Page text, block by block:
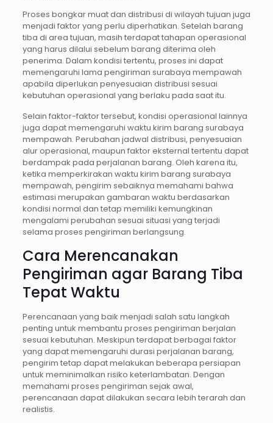
Proses bongkar muat dan distribusi di wilayah tujuan juga
menjadi faktor yang perlu diperhatikan. Setelah barang
tiba di area tujuan, masih terdapat tahapan operasional
yang harus dilalui sebelum barang diterima oleh
penerima. Dalam kondisi tertentu, proses ini dapat
memengaruhi lama pengiriman surabaya mempawah
apabila diperlukan penyesuaian distribusi sesuai
kebutuhan operasional yang berlaku pada saat itu.
Selain faktor-faktor tersebut, kondisi operasional lainnya
juga dapat memengaruhi waktu kirim barang surabaya
mempawah. Perubahan jadwal distribusi, penyesuaian
alur operasional, maupun faktor eksternal tertentu dapat
berdampak pada perjalanan barang. Oleh karena itu,
ketika memperkirakan waktu kirim barang surabaya
mempawah, pengirim sebaiknya memahami bahwa
estimasi merupakan gambaran waktu berdasarkan
kondisi normal dan tetap memiliki kemungkinan
mengalami perubahan sesuai situasi yang terjadi
selama proses pengiriman berlangsung.
Cara Merencanakan
Pengiriman agar Barang Tiba
Tepat Waktu
Perencanaan yang baik menjadi salah satu langkah
penting untuk membantu proses pengiriman berjalan
sesuai kebutuhan. Meskipun terdapat berbagai faktor
yang dapat memengaruhi durasi perjalanan barang,
pengirim tetap dapat melakukan beberapa persiapan
untuk meminimalkan risiko keterlambatan. Dengan
memahami proses pengiriman sejak awal,
perencanaan dapat dilakukan secara lebih terarah dan
realistis.